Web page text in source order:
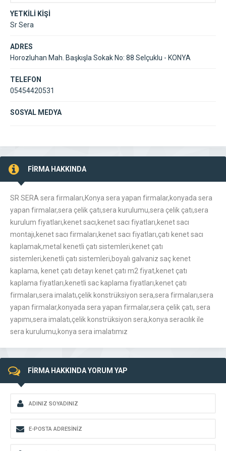
YETKİLİ KİŞİ
Sr Sera
ADRES
Horozluhan Mah. Başkışla Sokak No: 88 Selçuklu - KONYA
TELEFON
05454420531
SOSYAL MEDYA
FİRMA HAKKINDA
SR SERA sera firmaları,Konya sera yapan firmalar,konyada sera
yapan firmalar,sera çelik çatı,sera kurulumu,sera çelik çatı,sera
kurulum fiyatları,kenet sacı,kenet sacı fiyatları,kenet sacı
montajı,kenet sacı firmaları,kenet sacı fiyatları,çatı kenet sacı
kaplamak,metal kenetli çatı sistemleri,kenet çatı
sistemleri,kenetli çatı sistemleri,boyalı galvaniz saç kenet
kaplama, kenet çatı detayı kenet çatı m2 fiyat,kenet çatı
kaplama fiyatları,kenetli sac kaplama fiyatları,kenet çatı
firmaları,sera imalatı,çelik konstrüksiyon sera,sera firmaları,sera
yapan firmalar,konyada sera yapan firmalar,sera çelik çatı, sera
yapımı,sera imalatı,çelik konstrüksiyon sera,konya seracılık ile
sera kurulumu,konya sera imalatımız
FİRMA HAKKINDA YORUM YAP